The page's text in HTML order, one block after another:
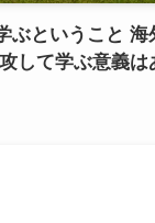
ぶということ 海
して学ぶ意義は